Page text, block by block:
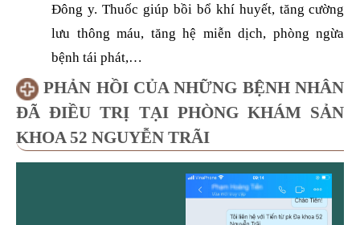
Đông y. Thuốc giúp bồi bổ khí huyết, tăng cường
lưu thông máu, tăng hệ miễn dịch, phòng ngừa
bệnh tái phát,…
PHẢN HỒI CỦA NHỮNG BỆNH NHÂN
ĐÃ ĐIỀU TRỊ TẠI PHÒNG KHÁM SẢN
KHOA 52 NGUYỄN TRÃI